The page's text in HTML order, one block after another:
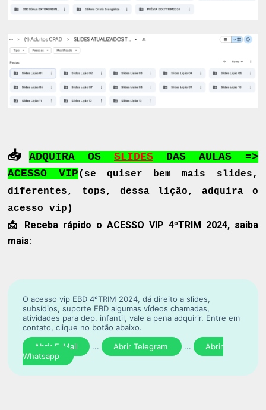
📥 ADQUIRA OS SLIDES DAS AULAS =>
ACESSO VIP(se quiser bem mais slides,
diferentes, tops, dessa lição, adquira o
acesso vip)
📩 Receba rápido o ACESSO VIP 4ºTRIM 2024, saiba
mais:
O acesso vip EBD 4ºTRIM 2024, dá direito a slides,
subsídios, suporte EBD algumas vídeos chamadas,
atividades para dep. infantil, vale a pena adquirir. Entre em
contato, clique no botão abaixo.
Abrir E-Mail
... Abrir Telegram ...
Abrir
Whatsapp